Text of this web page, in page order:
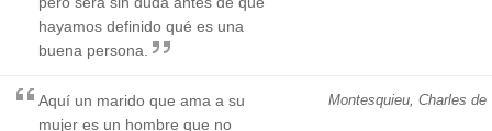
hayamos definido qué es una
buena persona.
Montesquieu, Charles de
Aquí un marido que ama a su
mujer es un hombre que no